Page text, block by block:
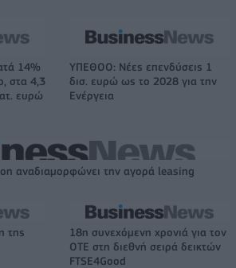
14%
στα 4,3
ευρώ
ΥΠΕΘΟΟ: Νέες επενδύσεις 1
δισ. ευρώ ως το 2028 για την
Ενέργεια
αναδιαμορφώνει την αγορά leasing
της
18η συνεχόμενη χρονιά για τον
ΟΤΕ στη διεθνή σειρά δεικτών
FTSE4Good